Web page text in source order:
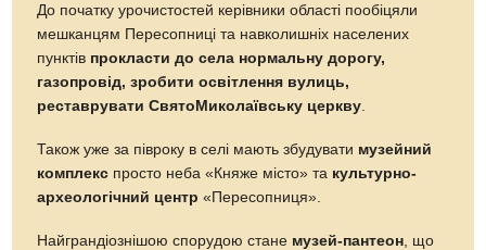
До початку урочистостей керівники області пообіцяли
мешканцям Пересопниці та навколишніх населених
пунктів прокласти до села нормальну дорогу,
газопровiд, зробити освітлення вулиць,
реставрувати СвятоМиколаївську церкву
Також уже за півроку в селі мають збудувати музейний
комплекс просто неба «Княже місто» та культурно-
археологічний центр «Пересопниця».
Найграндіознішою спорудою стане музей­-пантеон , що